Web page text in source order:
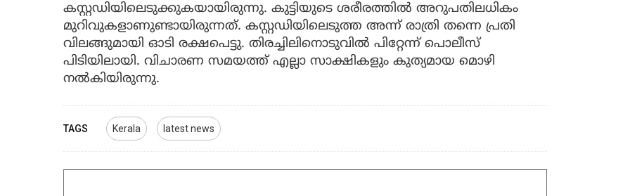
കസ്റ്റഡിയിലെടുക്കുകയായിരുന്നു. കുട്ടിയുടെ ശരീരത്തിൽ അറുപതിലധികം
മുറിവുകളാണുണ്ടായിരുന്നത്‌. കസ്റ്റഡിയിലെടുത്ത അന്ന്‌ രാത്രി തന്നെ പ്രതി
വിലങ്ങുമായി ഓടി രക്ഷപെട്ടു. തിരച്ചിലിനൊടുവിൽ പിറ്റേന്ന്‌ പൊലീസ്‌
പിടിയിലായി. വിചാരണ സമയത്ത്‌ എല്ലാ സാക്ഷികളും കുത്യമായ മൊഴി
നൽകിയിരുന്നു.
TAGS Kerala latest news